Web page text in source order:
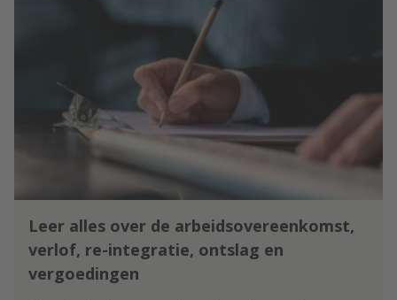
Leer alles over de arbeidsovereenkomst,
verlof, re-integratie, ontslag en
vergoedingen